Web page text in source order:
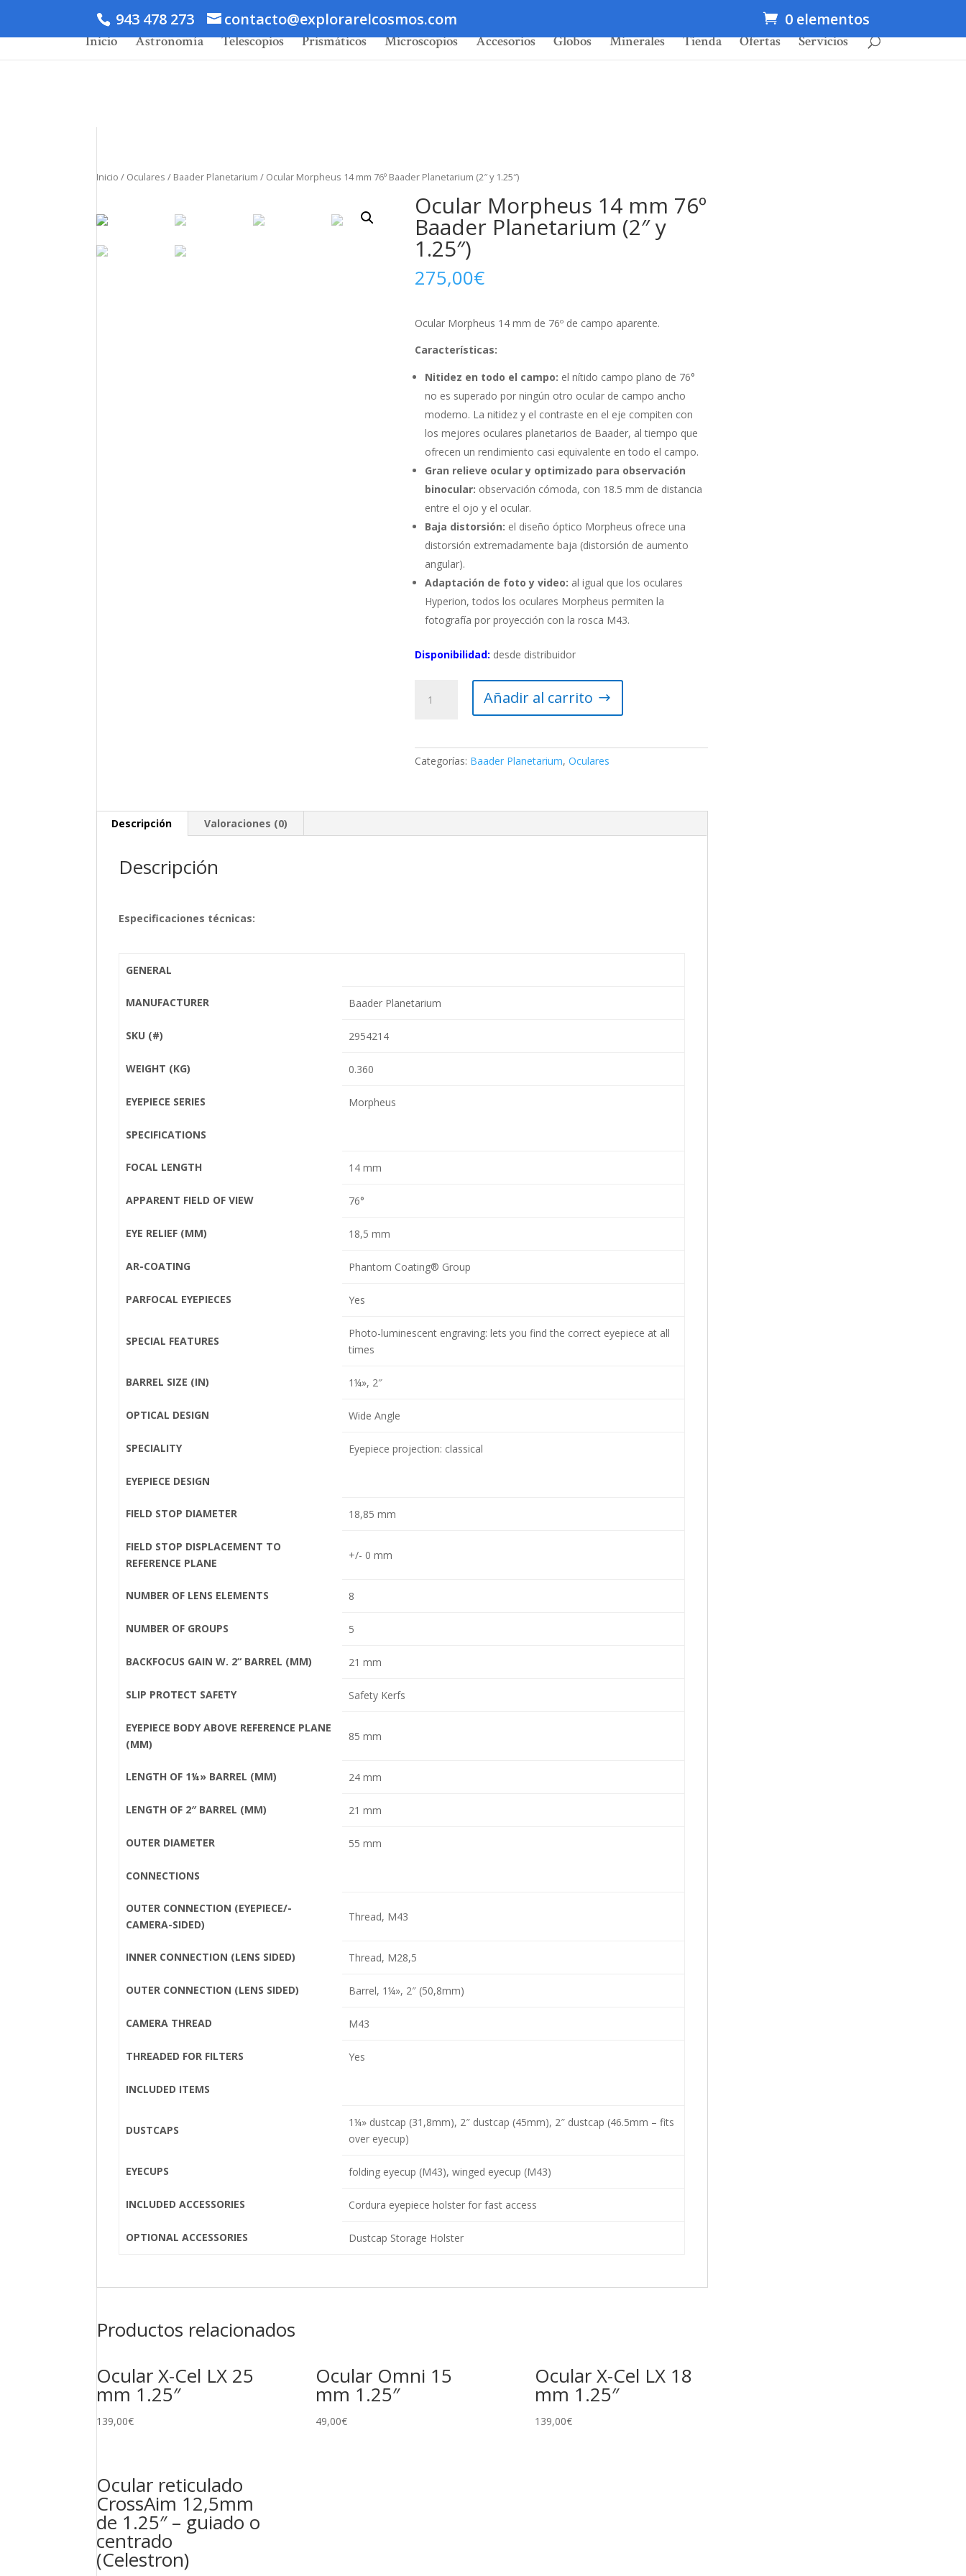
943 478 273 contacto@explorarelcosmos.com 0 elementos
Inicio Astronomía Telescopios Prismáticos Microscopios Accesorios Globos Minerales Tienda Ofertas Servicios
Inicio / Oculares / Baader Planetarium / Ocular Morpheus 14 mm 76º Baader Planetarium (2″ y 1.25″)
Ocular Morpheus 14 mm 76º
Baader Planetarium (2″ y
1.25″)
275,00€
Ocular Morpheus 14 mm de 76º de campo aparente.
Características:
Nitidez en todo el campo: el nítido campo plano de 76°
no es superado por ningún otro ocular de campo ancho
moderno. La nitidez y el contraste en el eje compiten con
los mejores oculares planetarios de Baader, al tiempo que
ofrecen un rendimiento casi equivalente en todo el campo.
Gran relieve ocular y optimizado para observación
binocular: observación cómoda, con 18.5 mm de distancia
entre el ojo y el ocular.
Baja distorsión: el diseño óptico Morpheus ofrece una
distorsión extremadamente baja (distorsión de aumento
angular).
Adaptación de foto y video: al igual que los oculares
Hyperion, todos los oculares Morpheus permiten la
fotografía por proyección con la rosca M43.
Disponibilidad: desde distribuidor
Morpheus
Baader
1.25″)
Añadir al carrito
Categorías: Baader Planetarium, Oculares
Descripción Valoraciones (0)
Descripción
Especificaciones técnicas:
GENERAL
MANUFACTURER Baader Planetarium
SKU (#) 2954214
WEIGHT (KG) 0.360
EYEPIECE SERIES Morpheus
SPECIFICATIONS
FOCAL LENGTH 14 mm
APPARENT FIELD OF VIEW 76°
EYE RELIEF (MM) 18,5 mm
AR-COATING Phantom Coating® Group
PARFOCAL EYEPIECES Yes
SPECIAL FEATURES
Photo-luminescent engraving: lets you find the correct eyepiece at all
times
BARREL SIZE (IN) 1¼», 2″
OPTICAL DESIGN Wide Angle
SPECIALITY Eyepiece projection: classical
EYEPIECE DESIGN
FIELD STOP DIAMETER 18,85 mm
FIELD STOP DISPLACEMENT TO
REFERENCE PLANE
+/- 0 mm
NUMBER OF LENS ELEMENTS 8
NUMBER OF GROUPS 5
BACKFOCUS GAIN W. 2“ BARREL (MM) 21 mm
SLIP PROTECT SAFETY Safety Kerfs
EYEPIECE BODY ABOVE REFERENCE PLANE
(MM)
85 mm
LENGTH OF 1¼» BARREL (MM) 24 mm
LENGTH OF 2″ BARREL (MM) 21 mm
OUTER DIAMETER 55 mm
CONNECTIONS
OUTER CONNECTION (EYEPIECE/-
CAMERA-SIDED)
Thread, M43
INNER CONNECTION (LENS SIDED) Thread, M28,5
OUTER CONNECTION (LENS SIDED) Barrel, 1¼», 2″ (50,8mm)
CAMERA THREAD M43
THREADED FOR FILTERS Yes
INCLUDED ITEMS
DUSTCAPS
1¼» dustcap (31,8mm), 2″ dustcap (45mm), 2″ dustcap (46.5mm – fits
over eyecup)
EYECUPS folding eyecup (M43), winged eyecup (M43)
INCLUDED ACCESSORIES Cordura eyepiece holster for fast access
OPTIONAL ACCESSORIES Dustcap Storage Holster
Productos relacionados
Ocular X-Cel LX 25
mm 1.25″
139,00€
Ocular Omni 15
mm 1.25″
49,00€
Ocular X-Cel LX 18
mm 1.25″
139,00€
Ocular reticulado
CrossAim 12,5mm
de 1.25″ – guiado o
centrado
(Celestron)